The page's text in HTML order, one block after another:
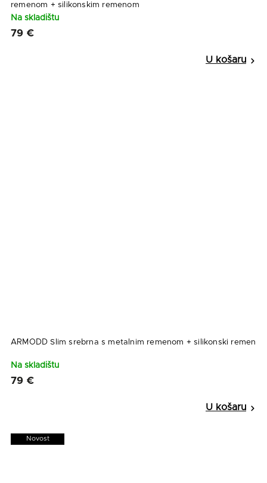
remenom + silikonskim remenom
Na skladištu
79 €
ARMODD Slim srebrna s metalnim remenom + silikonski remen
Na skladištu
79 €
Novost